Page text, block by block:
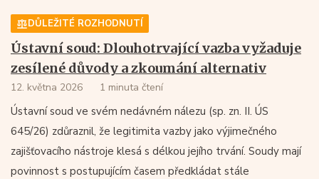
DŮLEŽITÉ ROZHODNUTÍ
Ústavní soud: Dlouhotrvající vazba vyžaduje
zesílené důvody a zkoumání alternativ
12. května 2026 1 minuta čtení
Ústavní soud ve svém nedávném nálezu (sp. zn. II. ÚS
645/26) zdůraznil, že legitimita vazby jako výjimečného
zajišťovacího nástroje klesá s délkou jejího trvání. Soudy mají
povinnost s postupujícím časem předkládat stále